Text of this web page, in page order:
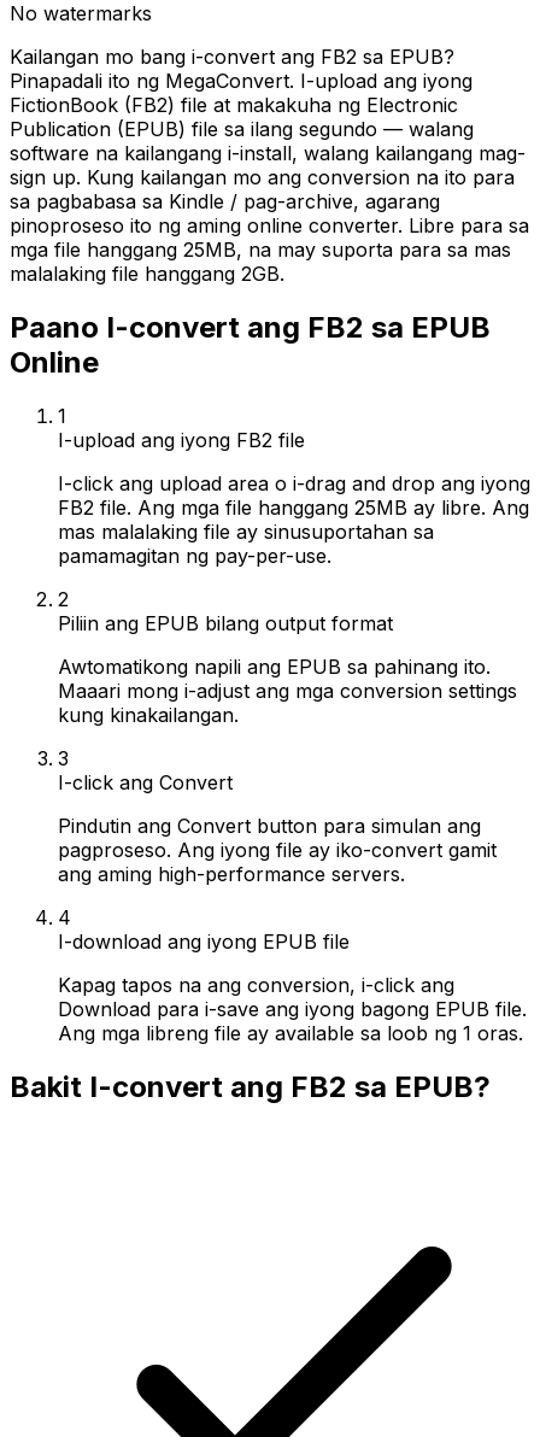
No watermarks
Kailangan mo bang i-convert ang FB2 sa EPUB?
Pinapadali ito ng MegaConvert. I-upload ang iyong
FictionBook (FB2) file at makakuha ng Electronic
Publication (EPUB) file sa ilang segundo — walang
software na kailangang i-install, walang kailangang mag-
sign up. Kung kailangan mo ang conversion na ito para
sa pagbabasa sa Kindle / pag-archive, agarang
pinoproseso ito ng aming online converter. Libre para sa
mga file hanggang 25MB, na may suporta para sa mas
malalaking file hanggang 2GB.
Paano I-convert ang FB2 sa EPUB
Online
1
I-upload ang iyong FB2 file
I-click ang upload area o i-drag and drop ang iyong
FB2 file. Ang mga file hanggang 25MB ay libre. Ang
mas malalaking file ay sinusuportahan sa
pamamagitan ng pay-per-use.
2
Piliin ang EPUB bilang output format
Awtomatikong napili ang EPUB sa pahinang ito.
Maaari mong i-adjust ang mga conversion settings
kung kinakailangan.
3
I-click ang Convert
Pindutin ang Convert button para simulan ang
pagproseso. Ang iyong file ay iko-convert gamit
ang aming high-performance servers.
4
I-download ang iyong EPUB file
Kapag tapos na ang conversion, i-click ang
Download para i-save ang iyong bagong EPUB file.
Ang mga libreng file ay available sa loob ng 1 oras.
Bakit I-convert ang FB2 sa EPUB?